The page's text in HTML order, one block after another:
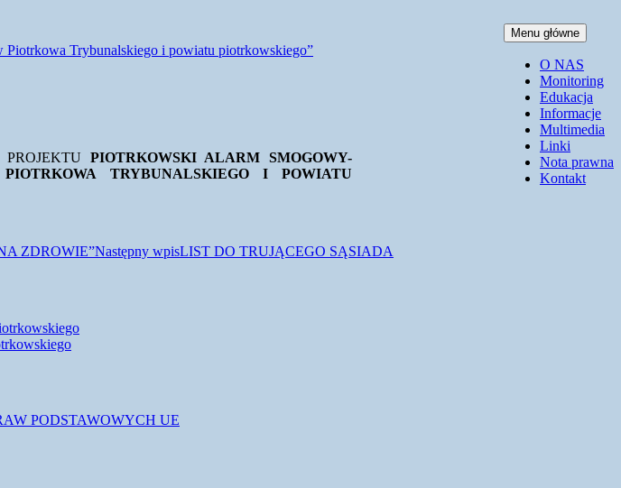
Menu główne
O NAS
Monitoring
Edukacja
Informacje
Multimedia
Linki
Nota prawna
Kontakt
Trybunalskiego i powiatu piotrkowskiego”
PIOTRKOWSKI ALARM SMOGOWY-
TRYBUNALSKIEGO I POWIATU
ZDROWIE”Następny wpisLIST DO TRUJĄCEGO SĄSIADA
PODSTAWOWYCH UE